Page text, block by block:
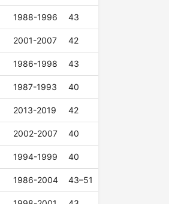
1988-1996 43
2001-2007 42
1986-1998 43
1987-1993 40
2013-2019 42
2002-2007 40
1994-1999 40
1986-2004 43–51